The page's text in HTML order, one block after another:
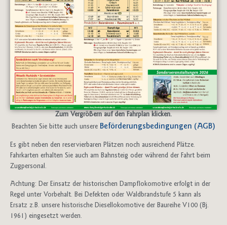
Zum Vergrößern auf den Fahrplan klicken.
Beachten Sie bitte auch unsere Beförderungsbedingungen (AGB)
Es gibt neben den reservierbaren Plätzen noch ausreichend Plätze.
Fahrkarten erhalten Sie auch am Bahnsteig oder während der Fahrt beim
Zugpersonal.
Achtung: Der Einsatz der historischen Dampflokomotive erfolgt in der
Regel unter Vorbehalt. Bei Defekten oder Waldbrandstufe 5 kann als
Ersatz z.B. unsere historische Diesellokomotive der Baureihe V100 (Bj.
1961) eingesetzt werden.